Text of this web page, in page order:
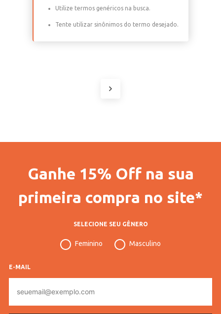
Utilize termos genéricos na busca.
Tente utilizar sinônimos do termo desejado.
Ganhe 15% Off na sua
primeira compra no site*
SELECIONE SEU GÊNERO
Feminino Masculino
E-MAIL
mail